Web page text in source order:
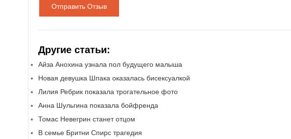
Отправить Отзыв
Другие статьи:
Айза Анохина узнала пол будущего малыша
Новая девушка Шпака оказалась бисексуалкой
Лилия Ребрик показала трогательное фото
Анна Шульгина показала бойфренда
Томас Невегрин станет отцом
В семье Бритни Спирс трагедия